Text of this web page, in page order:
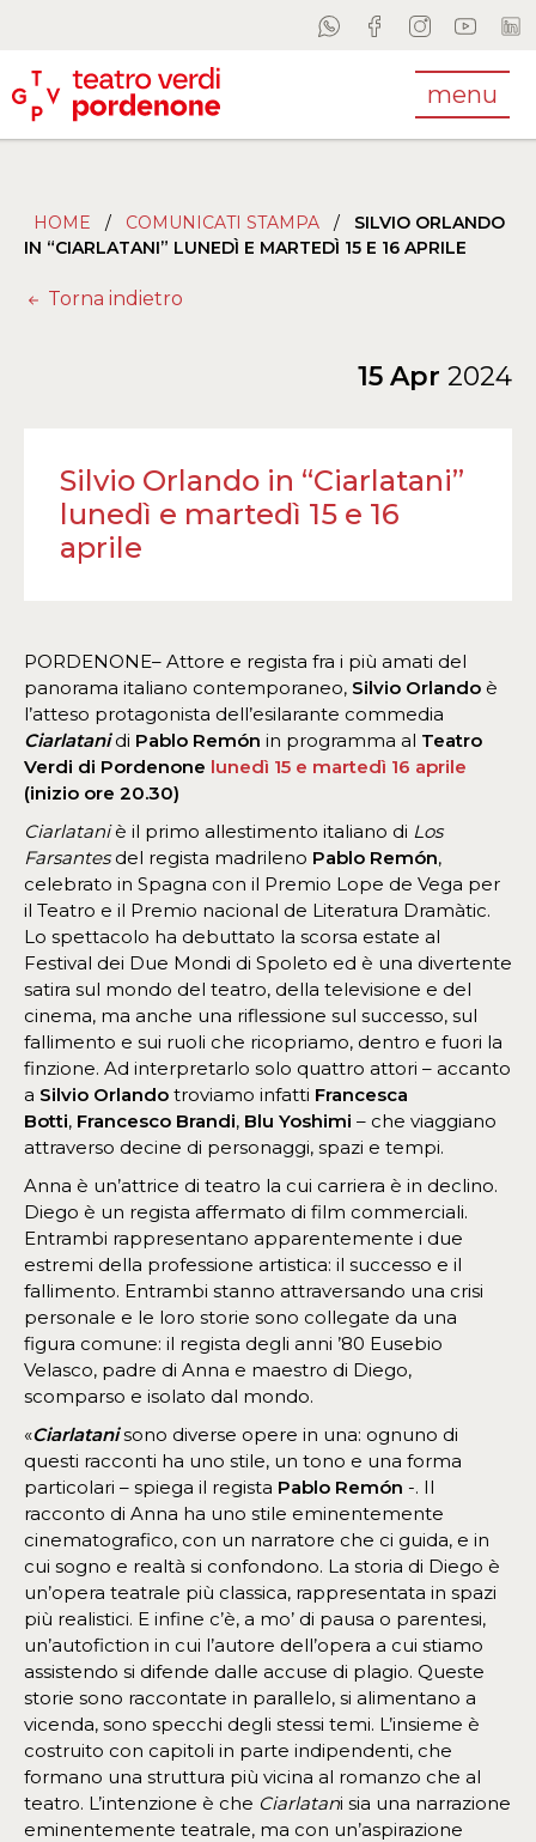
menu
HOME / COMUNICATI STAMPA /
SILVIO ORLANDO
IN “CIARLATANI” LUNEDÌ E MARTEDÌ 15 E 16 APRILE
Torna indietro
15 Apr 2024
Silvio Orlando in “Ciarlatani”
lunedì e martedì 15 e 16
aprile
PORDENONE– Attore e regista fra i più amati del
panorama italiano contemporaneo, Silvio Orlando è
l’atteso protagonista dell’esilarante commedia
Ciarlatanidi Pablo Remón in programma al Teatro
Verdi di Pordenone lunedì 15 e martedì 16 aprile
(inizio ore 20.30)
Ciarlataniè il primo allestimento italiano di Los
Farsantesdel regista madrileno Pablo Remón,
celebrato in Spagna con il Premio Lope de Vega per
il Teatro e il Premio nacional de Literatura Dramàtic.
Lo spettacolo ha debuttato la scorsa estate al
Festival dei Due Mondi di Spoleto ed è una divertente
satira sul mondo del teatro, della televisione e del
cinema, ma anche una riflessione sul successo, sul
fallimento e sui ruoli che ricopriamo, dentro e fuori la
finzione. Ad interpretarlo solo quattro attori – accanto
a Silvio Orlando troviamo infatti Francesca
Botti, Francesco Brandi, Blu Yoshimi – che viaggiano
attraverso decine di personaggi, spazi e tempi.
Anna è un’attrice di teatro la cui carriera è in declino.
Diego è un regista affermato di film commerciali.
Entrambi rappresentano apparentemente i due
estremi della professione artistica: il successo e il
fallimento. Entrambi stanno attraversando una crisi
personale e le loro storie sono collegate da una
figura comune: il regista degli anni ’80 Eusebio
Velasco, padre di Anna e maestro di Diego,
scomparso e isolato dal mondo.
«Ciarlatanisono diverse opere in una: ognuno di
questi racconti ha uno stile, un tono e una forma
particolari – spiega il regista Pablo Remón -. Il
racconto di Anna ha uno stile eminentemente
cinematografico, con un narratore che ci guida, e in
cui sogno e realtà si confondono. La storia di Diego è
un’opera teatrale più classica, rappresentata in spazi
più realistici. E infine c’è, a mo’ di pausa o parentesi,
un’autofiction in cui l’autore dell’opera a cui stiamo
assistendo si difende dalle accuse di plagio. Queste
storie sono raccontate in parallelo, si alimentano a
vicenda, sono specchi degli stessi temi. L’insieme è
costruito con capitoli in parte indipendenti, che
formano una struttura più vicina al romanzo che al
teatro. L’intenzione è che Ciarlatani sia una narrazione
eminentemente teatrale, ma con un’aspirazione